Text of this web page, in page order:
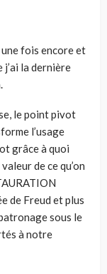
une fois encore et
j’ai la dernière
le point pivot
l’usage
grâce à quoi
de ce qu’on
de Freud et plus
sous le
à notre